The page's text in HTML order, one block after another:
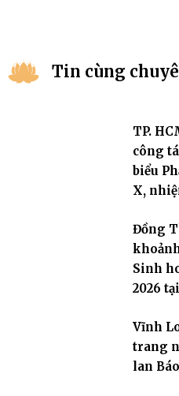
Tin cùng
TP.
công
biểu
X,
Đồng
Sinh
2026
Vĩnh
trang
lan